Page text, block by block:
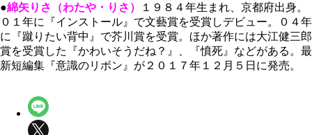
●綿矢りさ（わたや・りさ）
１９８４年生まれ、京都府出身。
０１年に『インストール』で文藝賞を受賞しデビュー。０４年
に『蹴りたい背中』で芥川賞を受賞。ほか著作には大江健三郎
賞を受賞した『かわいそうだね？』、『憤死』などがある。最
新短編集『意識のリボン』が２０１７年１２月５日に発売。